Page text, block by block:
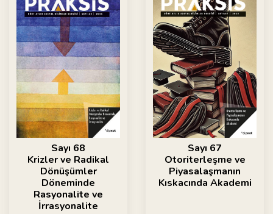
Sayı 68
Krizler ve Radikal
Dönüşümler
Döneminde
Rasyonalite ve
İrrasyonalite
Sayı 67
Otoriterleşme ve
Piyasalaşmanın
Kıskacında Akademi